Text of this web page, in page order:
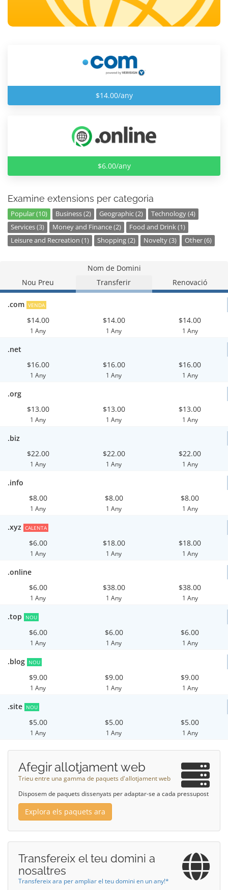
$14.00/any
$6.00/any
Examine extensions per categoria
Popular (10) Business (2) Geographic (2)
Technology (4)
Services (3)
Money and Finance (2)
Food and Drink (1)
Leisure and Recreation (1)
Shopping (2) Novelty (3) Other (6)
Nom de Domini
Nou Preu
Transferir Renovació
.com VENDA
$14.00
1 Any
$14.00
1 Any
$14.00
1 Any
.net
$16.00
1 Any
$16.00
1 Any
$16.00
1 Any
.org
$13.00
1 Any
$13.00
1 Any
$13.00
1 Any
.biz
$22.00
1 Any
$22.00
1 Any
$22.00
1 Any
.info
$8.00
1 Any
$8.00
1 Any
$8.00
1 Any
.xyz CALENTA
$6.00
1 Any
$18.00
1 Any
$18.00
1 Any
.online
$6.00
1 Any
$38.00
1 Any
$38.00
1 Any
.top NOU
$6.00
1 Any
$6.00
1 Any
$6.00
1 Any
.blog NOU
$9.00
1 Any
$9.00
1 Any
$9.00
1 Any
.site NOU
$5.00
1 Any
$5.00
1 Any
$5.00
1 Any
Afegir allotjament web
Trieu entre una gamma de paquets d'allotjament web
Disposem de paquets dissenyats per adaptar-se a cada pressupost
Explora els paquets ara
Transfereix el teu domini a
nosaltres
Transfereix ara per ampliar el teu domini en un any!*